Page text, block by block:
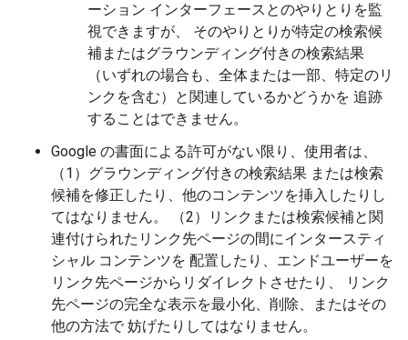
ーション インターフェースとのやりとりを監
視できますが、 そのやりとりが特定の検索候
補またはグラウンディング付きの検索結果
（いずれの場合も、全体または一部、特定のリ
ンクを含む）と関連しているかどうかを 追跡
することはできません。
Google の書面による許可がない限り、使用者は、
（1）グラウンディング付きの検索結果 または検索
候補を修正したり、他のコンテンツを挿入したりし
てはなりません。 （2）リンクまたは検索候補と関
連付けられたリンク先ページの間にインタースティ
シャル コンテンツを 配置したり、エンドユーザーを
リンク先ページからリダイレクトさせたり、 リンク
先ページの完全な表示を最小化、削除、またはその
他の方法で 妨げたりしてはなりません。